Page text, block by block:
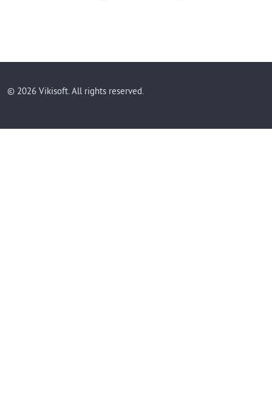
© 2026 Vikisoft. All rights reserved.